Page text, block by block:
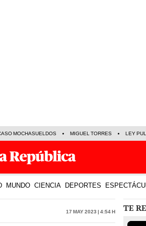
MOCHASUELDOS MIGUEL TORRES LEY
MUNDO CIENCIA DEPORTES
17 May 2023 | 4:54 h TE